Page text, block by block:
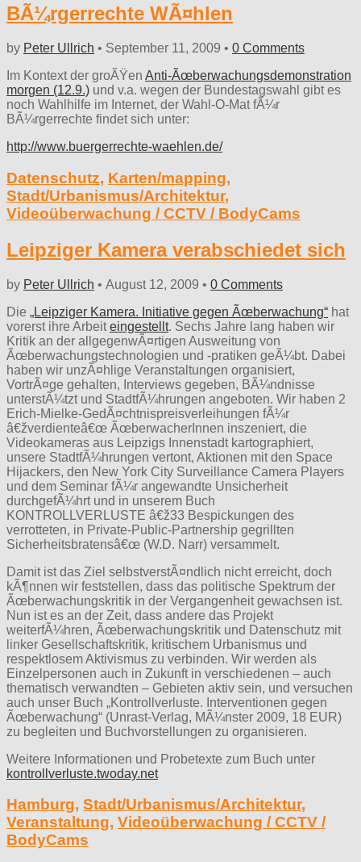
BÃ¼rgerrechte WÃ¤hlen
by Peter Ullrich • September 11, 2009 • 0 Comments
Im Kontext der groÃŸen Anti-Ãœberwachungsdemonstration
morgen (12.9.) und v.a. wegen der Bundestagswahl gibt es
noch Wahlhilfe im Internet, der Wahl-O-Mat fÃ¼r
BÃ¼rgerrechte findet sich unter:
http://www.buergerrechte-waehlen.de/
Datenschutz, Karten/mapping,
Stadt/Urbanismus/Architektur,
Videoüberwachung / CCTV / BodyCams
Leipziger Kamera verabschiedet sich
by Peter Ullrich • August 12, 2009 • 0 Comments
Die „Leipziger Kamera. Initiative gegen Ãœberwachung“ hat
vorerst ihre Arbeiteingestellt. Sechs Jahre lang haben wir
Kritik an der allgegenwÃ¤rtigen Ausweitung von
Ãœberwachungstechnologien und -pratiken geÃ¼bt. Dabei
haben wir unzÃ¤hlige Veranstaltungen organisiert,
VortrÃ¤ge gehalten, Interviews gegeben, BÃ¼ndnisse
unterstÃ¼tzt und StadtfÃ¼hrungen angeboten. Wir haben 2
Erich-Mielke-GedÃ¤chtnispreisverleihungen fÃ¼r
â€žverdienteâ€œ ÃœberwacherInnen inszeniert, die
Videokameras aus Leipzigs Innenstadt kartographiert,
unsere StadtfÃ¼hrungen vertont, Aktionen mit den Space
Hijackers, den New York City Surveillance Camera Players
und dem Seminar fÃ¼r angewandte Unsicherheit
durchgefÃ¼hrt und in unserem Buch
KONTROLLVERLUSTE â€ž33 Bespickungen des
verrotteten, in Private-Public-Partnership gegrillten
Sicherheitsbratensâ€œ (W.D. Narr) versammelt.
Damit ist das Ziel selbstverstÃ¤ndlich nicht erreicht, doch
kÃ¶nnen wir feststellen, dass das politische Spektrum der
Ãœberwachungskritik in der Vergangenheit gewachsen ist.
Nun ist es an der Zeit, dass andere das Projekt
weiterfÃ¼hren, Ãœberwachungskritik und Datenschutz mit
linker Gesellschaftskritik, kritischem Urbanismus und
respektlosem Aktivismus zu verbinden. Wir werden als
Einzelpersonen auch in Zukunft in verschiedenen – auch
thematisch verwandten – Gebieten aktiv sein, und versuchen
auch unser Buch „Kontrollverluste. Interventionen gegen
Ãœberwachung“ (Unrast-Verlag, MÃ¼nster 2009, 18 EUR)
zu begleiten und Buchvorstellungen zu organisieren.
Weitere Informationen und Probetexte zum Buch unter
kontrollverluste.twoday.net
Hamburg, Stadt/Urbanismus/Architektur,
Veranstaltung, Videoüberwachung / CCTV /
BodyCams